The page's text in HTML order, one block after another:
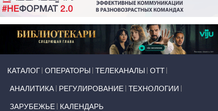
КАТАЛОГ ОПЕРАТОРЫ ТЕЛЕКАНАЛЫ ОТТ
АНАЛИТИКА РЕГУЛИРОВАНИЕ ТЕХНОЛОГИИ
ЗАРУБЕЖЬЕ КАЛЕНДАРЬ